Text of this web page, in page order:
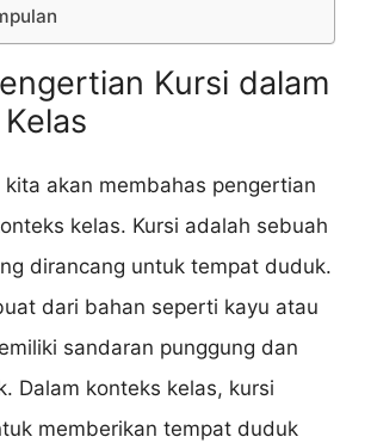
Kursi dalam
kita akan membahas pengertian
kelas. Kursi adalah sebuah
dirancang untuk tempat duduk.
dari bahan seperti kayu atau
sandaran punggung dan
Dalam konteks kelas, kursi
memberikan tempat duduk